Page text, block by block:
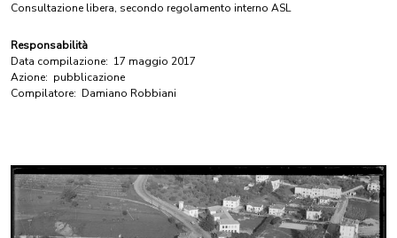
Consultazione libera, secondo regolamento interno ASL
Responsabilità
Data compilazione: 17 maggio 2017
Azione: pubblicazione
Compilatore: Damiano Robbiani